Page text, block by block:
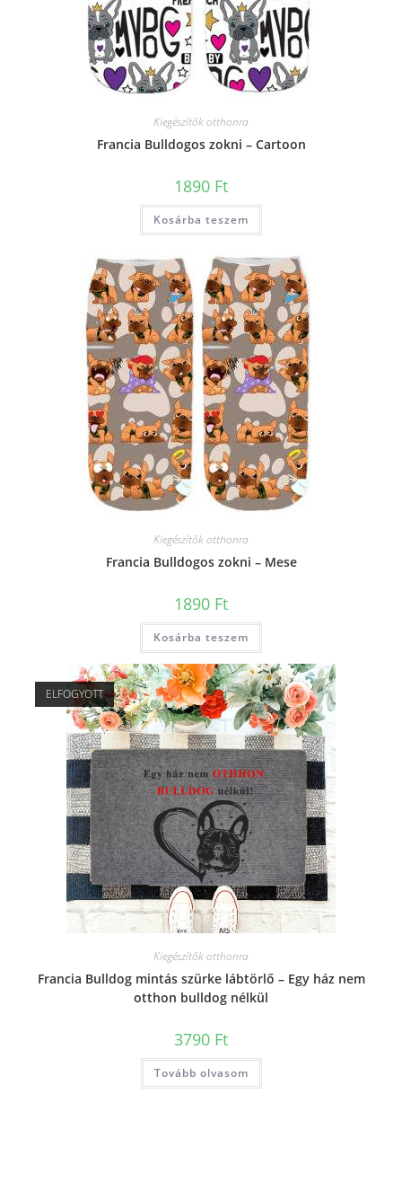
Kiegészítők otthonra
Francia Bulldogos zokni – Cartoon
1890 Ft
Kosárba teszem
Kiegészítők otthonra
Francia Bulldogos zokni – Mese
1890 Ft
Kosárba teszem
ELFOGYOTT
Kiegészítők otthonra
Francia Bulldog mintás szürke lábtörlő – Egy ház nem
otthon bulldog nélkül
3790 Ft
Tovább olvasom